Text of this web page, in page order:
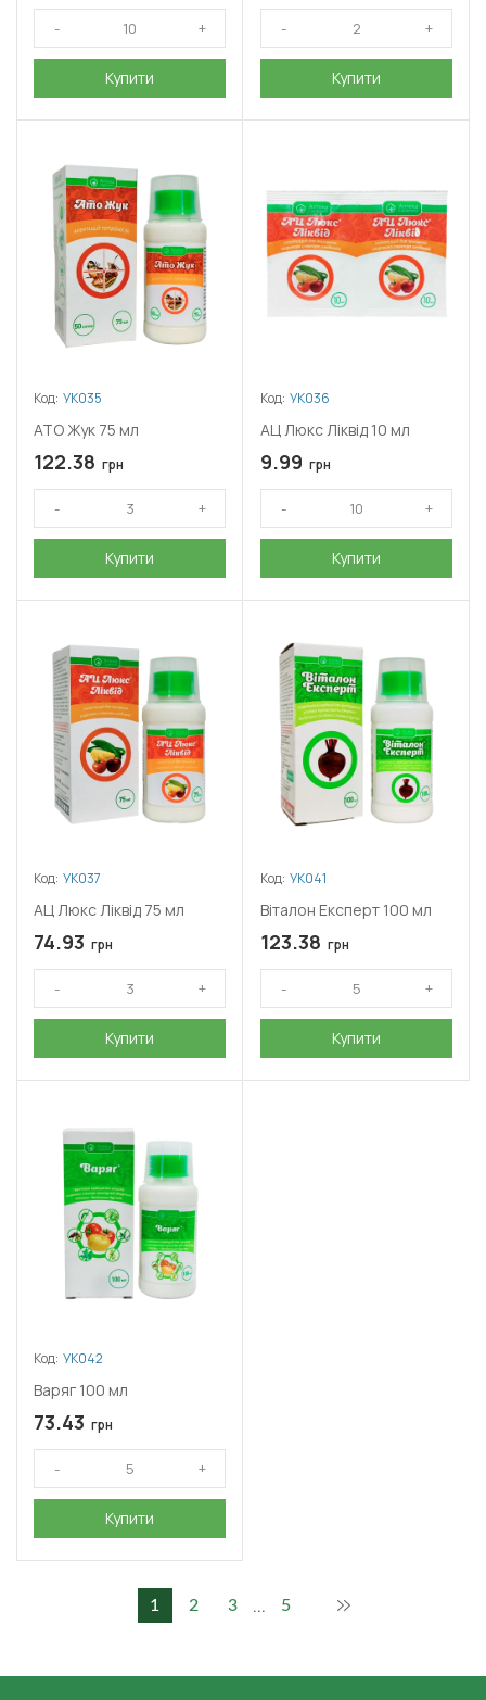
Купити Купити
Код: УК035
АТО Жук 75 мл
122.38 грн
Купити
Код: УК036
АЦ Люкс Ліквід 10 мл
9.99 грн
Купити
Код: УК037
АЦ Люкс Ліквід 75 мл
74.93 грн
Купити
Код: УК041
Віталон Експерт 100 мл
123.38 грн
Купити
Код: УК042
Варяг 100 мл
73.43 грн
Купити
1 2 3 ... 5